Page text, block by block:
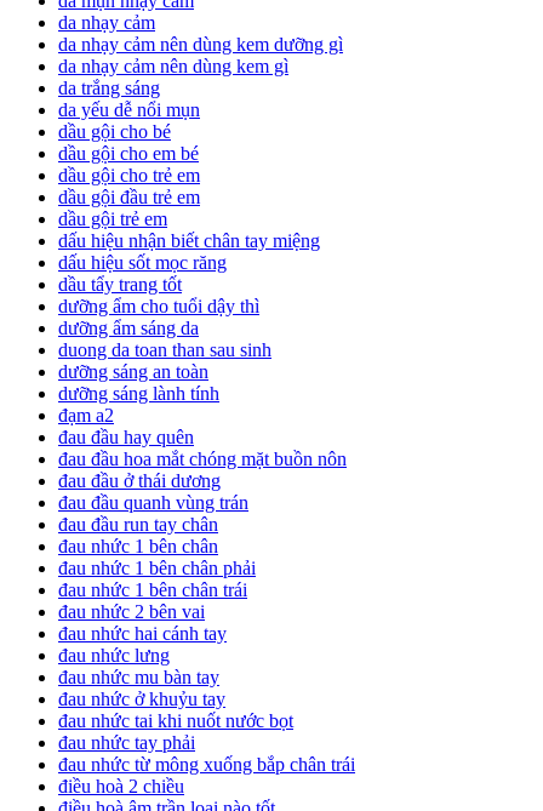
da nhạy cảm
da nhạy cảm nên dùng kem dưỡng gì
da nhạy cảm nên dùng kem gì
da trắng sáng
da yếu dễ nổi mụn
dầu gội cho bé
dầu gội cho em bé
dầu gội cho trẻ em
dầu gội đầu trẻ em
dầu gội trẻ em
dấu hiệu nhận biết chân tay miệng
dấu hiệu sốt mọc răng
dầu tẩy trang tốt
dưỡng ẩm cho tuổi dậy thì
dưỡng ẩm sáng da
duong da toan than sau sinh
dưỡng sáng an toàn
dưỡng sáng lành tính
đạm a2
đau đầu hay quên
đau đầu hoa mắt chóng mặt buồn nôn
đau đầu ở thái dương
đau đầu quanh vùng trán
đau đầu run tay chân
đau nhức 1 bên chân
đau nhức 1 bên chân phải
đau nhức 1 bên chân trái
đau nhức 2 bên vai
đau nhức hai cánh tay
đau nhức lưng
đau nhức mu bàn tay
đau nhức ở khuỷu tay
đau nhức tai khi nuốt nước bọt
đau nhức tay phải
đau nhức từ mông xuống bắp chân trái
điều hoà 2 chiều